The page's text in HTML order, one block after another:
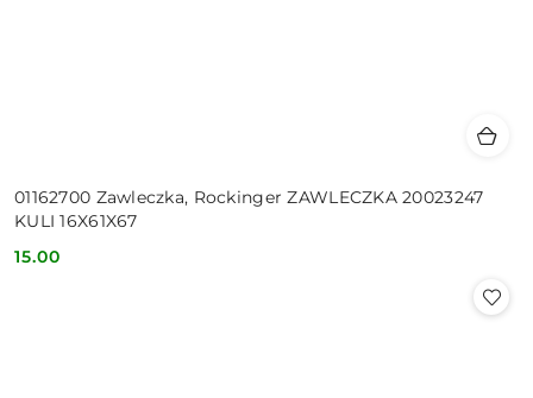
01162700 Zawleczka, Rockinger ZAWLECZKA 20023247
KULI 16X61X67
Cena:
15.00